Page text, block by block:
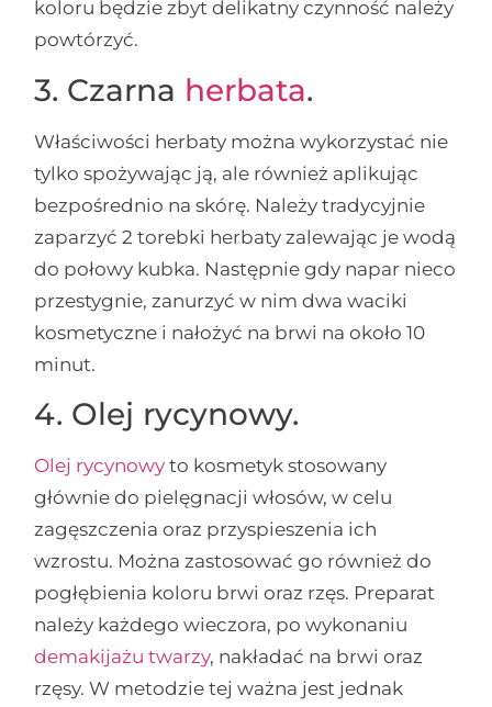
koloru będzie zbyt delikatny czynność należy
powtórzyć.
3. Czarna herbata.
Właściwości herbaty można wykorzystać nie
tylko spożywając ją, ale również aplikując
bezpośrednio na skórę. Należy tradycyjnie
zaparzyć 2 torebki herbaty zalewając je wodą
do połowy kubka. Następnie gdy napar nieco
przestygnie, zanurzyć w nim dwa waciki
kosmetyczne i nałożyć na brwi na około 10
minut.
4. Olej rycynowy.
Olej rycynowy to kosmetyk stosowany
głównie do pielęgnacji włosów, w celu
zagęszczenia oraz przyspieszenia ich
wzrostu. Można zastosować go również do
pogłębienia koloru brwi oraz rzęs. Preparat
należy każdego wieczora, po wykonaniu
demakijażu twarzy, nakładać na brwi oraz
rzęsy. W metodzie tej ważna jest jednak